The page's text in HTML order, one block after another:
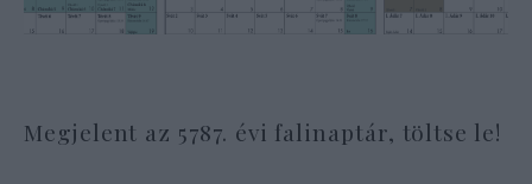
Megjelent az 5787. évi falinaptár, töltse le!